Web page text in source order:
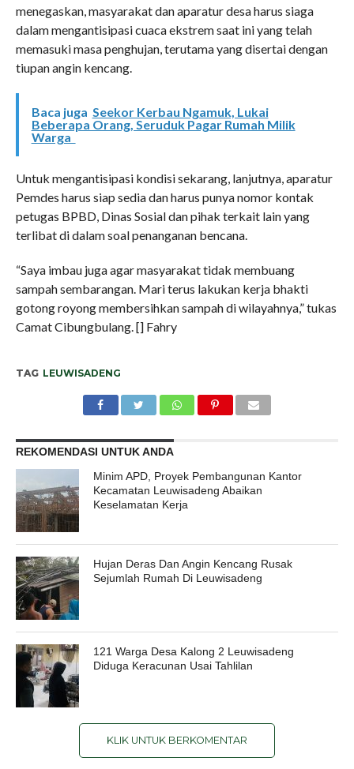
menegaskan, masyarakat dan aparatur desa harus siaga
dalam mengantisipasi cuaca ekstrem saat ini yang telah
memasuki masa penghujan, terutama yang disertai dengan
tiupan angin kencang.
Baca juga Seekor Kerbau Ngamuk, Lukai
Beberapa Orang, Seruduk Pagar Rumah Milik
Warga
Untuk mengantisipasi kondisi sekarang, lanjutnya, aparatur
Pemdes harus siap sedia dan harus punya nomor kontak
petugas BPBD, Dinas Sosial dan pihak terkait lain yang
terlibat di dalam soal penanganan bencana.
“Saya imbau juga agar masyarakat tidak membuang
sampah sembarangan. Mari terus lakukan kerja bhakti
gotong royong membersihkan sampah di wilayahnya,” tukas
Camat Cibungbulang. [] Fahry
TAG LEUWISADENG
REKOMENDASI UNTUK ANDA
Minim APD, Proyek Pembangunan Kantor
Kecamatan Leuwisadeng Abaikan
Keselamatan Kerja
Hujan Deras Dan Angin Kencang Rusak
Sejumlah Rumah Di Leuwisadeng
121 Warga Desa Kalong 2 Leuwisadeng
Diduga Keracunan Usai Tahlilan
KLIK UNTUK BERKOMENTAR